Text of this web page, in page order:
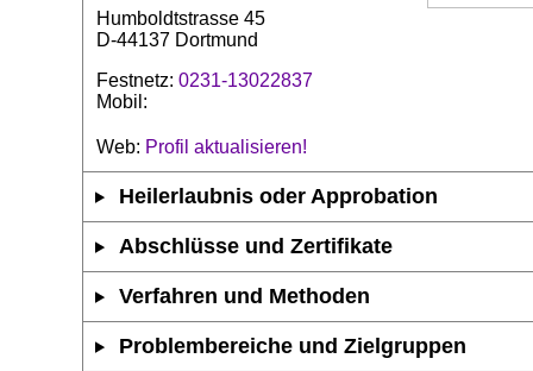
Humboldtstrasse 45
D-44137 Dortmund
Festnetz: 0231-13022837
Mobil:
Web: Profil aktualisieren!
Heilerlaubnis oder Approbation
Abschlüsse und Zertifikate
Verfahren und Methoden
Problembereiche und Zielgruppen